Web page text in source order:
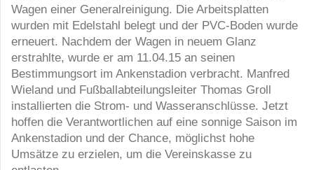
Wagen einer Generalreinigung. Die Arbeitsplatten
wurden mit Edelstahl belegt und der PVC-Boden wurde
erneuert. Nachdem der Wagen in neuem Glanz
erstrahlte, wurde er am 11.04.15 an seinen
Bestimmungsort im Ankenstadion verbracht. Manfred
Wieland und Fußballabteilungsleiter Thomas Groll
installierten die Strom- und Wasseranschlüsse. Jetzt
hoffen die Verantwortlichen auf eine sonnige Saison im
Ankenstadion und der Chance, möglichst hohe
Umsätze zu erzielen, um die Vereinskasse zu